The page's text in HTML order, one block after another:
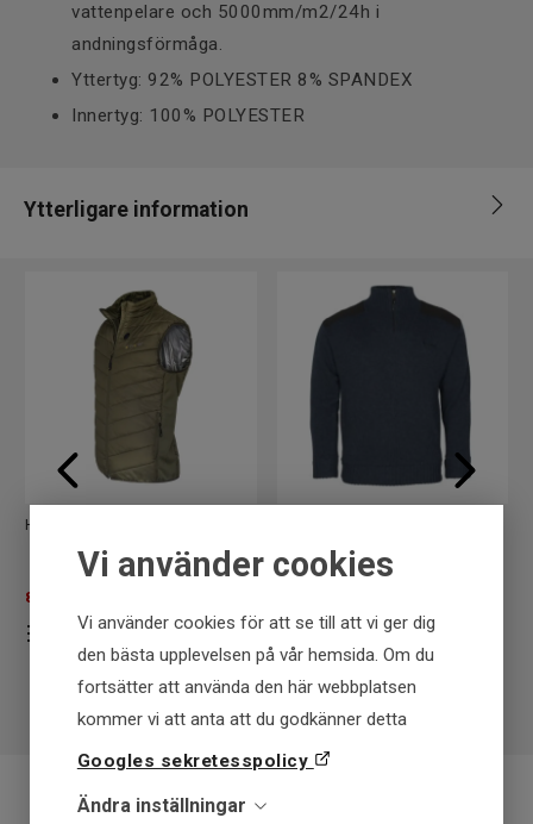
Vi använder cookies
Vi använder cookies för att se till att vi ger dig
den bästa upplevelsen på vår hemsida. Om du
fortsätter att använda den här webbplatsen
kommer vi att anta att du godkänner detta
Googles sekretesspolicy
Ändra inställningar
vattenpelare och 5000mm/m2/24h i
andningsförmåga.
Yttertyg: 92% POLYESTER 8% SPANDEX
Innertyg: 100% POLYESTER
Ytterligare information
Haunter - Appstyrd Värmeväst
899